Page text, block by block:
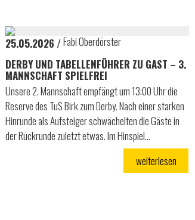
25.05.2026
Fabi Oberdörster
DERBY UND TABELLENFÜHRER ZU GAST – 3.
MANNSCHAFT SPIELFREI
Unsere 2. Mannschaft empfängt um 13:00 Uhr die
Reserve des TuS Birk zum Derby. Nach einer starken
Hinrunde als Aufsteiger schwächelten die Gäste in
der Rückrunde zuletzt etwas. Im Hinspiel…
weiterlesen